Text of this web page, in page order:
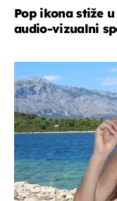
Pop ikona stiže
audio-vizualni